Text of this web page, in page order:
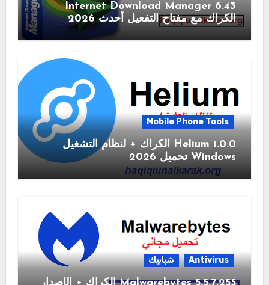
6.43 Internet Download Manager
الكراك مع مفتاح التفعيل أحدث 2026
Mobile Phone Tools
1.0.0 Helium الكراك + لنظام التشغيل
Windows تحميل 2026
Antivirus شبابيك